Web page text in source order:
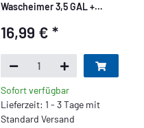
Wascheimer 3,5 GAL +
16,99 € *
Sofort verfügbar
Lieferzeit: 1 - 3 Tage mit
Standard Versand